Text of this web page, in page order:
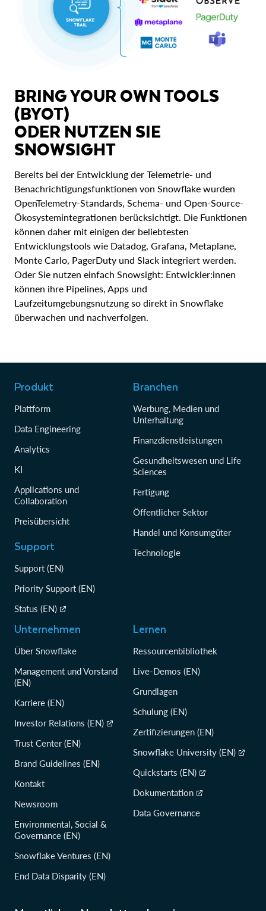
BRING YOUR OWN TOOLS
(BYOT)
ODER NUTZEN SIE
SNOWSIGHT
Bereits bei der Entwicklung der Telemetrie- und
Benachrichtigungsfunktionen von Snowflake wurden
OpenTelemetry-Standards, Schema- und Open-Source-
Ökosystemintegrationen berücksichtigt. Die Funktionen
können daher mit einigen der beliebtesten
Entwicklungstools wie Datadog, Grafana, Metaplane,
Monte Carlo, PagerDuty und Slack integriert werden.
Oder Sie nutzen einfach Snowsight: Entwickler:innen
können ihre Pipelines, Apps und
Laufzeitumgebungsnutzung so direkt in Snowflake
überwachen und nachverfolgen.
Produkt
Plattform
Data Engineering
Analytics
KI
Applications und
Collaboration
Preisübersicht
Support
Support (EN)
Priority Support (EN)
Status (EN)
Branchen
Werbung, Medien und
Unterhaltung
Finanzdienstleistungen
Gesundheitswesen und Life
Sciences
Fertigung
Öffentlicher Sektor
Handel und Konsumgüter
Technologie
Unternehmen
Über Snowflake
Management und Vorstand
(EN)
Karriere (EN)
Investor Relations (EN)
Trust Center (EN)
Brand Guidelines (EN)
Kontakt
Newsroom
Environmental, Social &
Governance (EN)
Snowflake Ventures (EN)
End Data Disparity (EN)
Lernen
Ressourcenbibliothek
Live-Demos (EN)
Grundlagen
Schulung (EN)
Zertifizierungen (EN)
Snowflake University (EN)
Quickstarts (EN)
Dokumentation
Data Governance